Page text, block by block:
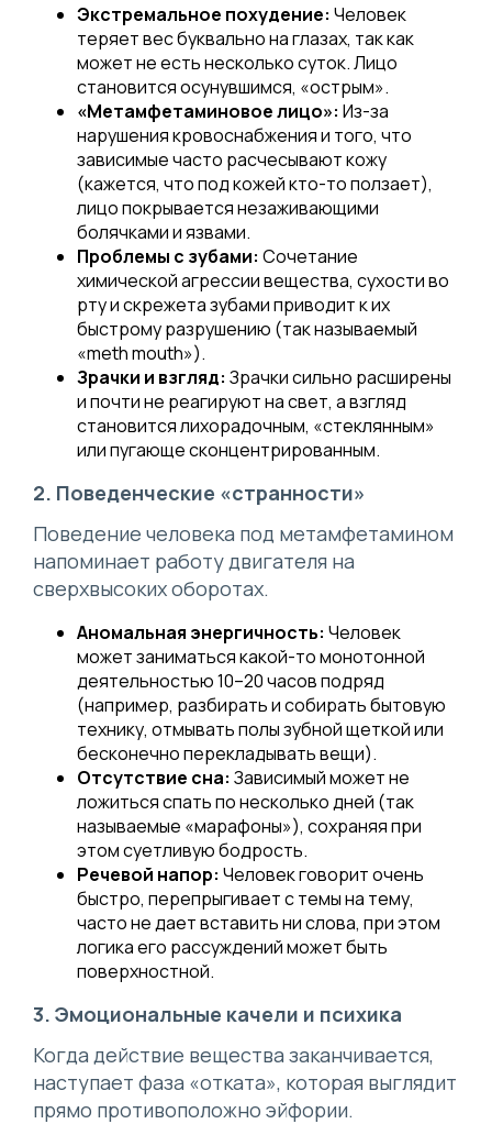
Экстремальное похудение: Человек
теряет вес буквально на глазах, так как
может не есть несколько суток. Лицо
становится осунувшимся, «острым».
«Метамфетаминовое лицо»: Из-за
нарушения кровоснабжения и того, что
зависимые часто расчесывают кожу
(кажется, что под кожей кто-то ползает),
лицо покрывается незаживающими
болячками и язвами.
Проблемы с зубами: Сочетание
химической агрессии вещества, сухости во
рту и скрежета зубами приводит к их
быстрому разрушению (так называемый
«meth mouth»).
Зрачки и взгляд: Зрачки сильно расширены
и почти не реагируют на свет, а взгляд
становится лихорадочным, «стеклянным»
или пугающе сконцентрированным.
2. Поведенческие «странности»
Поведение человека под метамфетамином
напоминает работу двигателя на
сверхвысоких оборотах.
Аномальная энергичность: Человек
может заниматься какой-то монотонной
деятельностью 10–20 часов подряд
(например, разбирать и собирать бытовую
технику, отмывать полы зубной щеткой или
бесконечно перекладывать вещи).
Отсутствие сна: Зависимый может не
ложиться спать по несколько дней (так
называемые «марафоны»), сохраняя при
этом суетливую бодрость.
Речевой напор: Человек говорит очень
быстро, перепрыгивает с темы на тему,
часто не дает вставить ни слова, при этом
логика его рассуждений может быть
поверхностной.
3. Эмоциональные качели и психика
Когда действие вещества заканчивается,
наступает фаза «отката», которая выглядит
прямо противоположно эйфории.